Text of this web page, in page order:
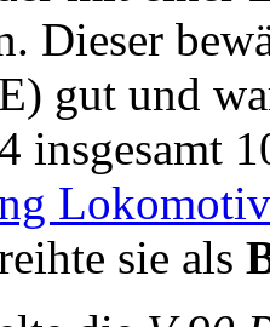
Dieser
gut und
insgesamt
sie als